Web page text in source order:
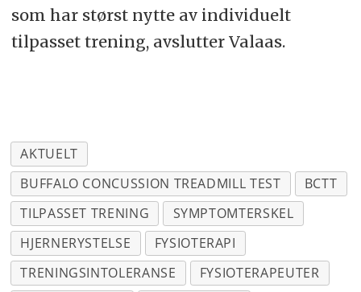
som har størst nytte av individuelt
tilpasset trening, avslutter Valaas.
AKTUELT
BUFFALO CONCUSSION TREADMILL TEST
BCTT
TILPASSET TRENING
SYMPTOMTERSKEL
HJERNERYSTELSE
FYSIOTERAPI
TRENINGSINTOLERANSE
FYSIOTERAPEUTER